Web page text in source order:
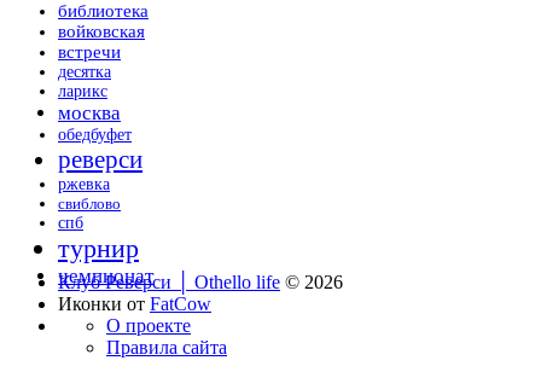
библиотека
войковская
встречи
десятка
ларикс
москва
обедбуфет
реверси
ржевка
свиблово
спб
турнир
чемпионат
Клуб Реверси │ Othello life © 2026
Иконки от FatCow
О проекте
Правила сайта